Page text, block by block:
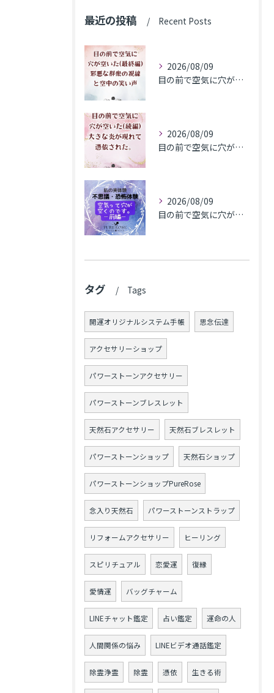
最近の投稿 Recent Posts
2026/08/09
目の前で空気に穴が空いた(最終編)邪悪な群衆の視線と空中の笑い声
2026/08/09
目の前で空気に穴が空いた(続編)大きな炎が現れて憑依された。
2026/08/09
目の前で​空気に穴が空いた(前編)
タグ Tags
開運オリジナルシステム手帳 思念伝達
アクセサリーショップ
パワーストーンアクセサリー
パワーストーンブレスレット
天然石アクセサリー 天然石ブレスレット
パワーストーンショップ 天然石ショップ
パワーストーンショップPureRose
念入り天然石 パワーストーンストラップ
リフォームアクセサリー ヒーリング
スピリチュアル 恋愛運 復縁
愛情運 バッグチャーム
LINEチャット鑑定 占い鑑定 運命の人
人間関係の悩み LINEビデオ通話鑑定
除霊浄霊 除霊 憑依 生きる術